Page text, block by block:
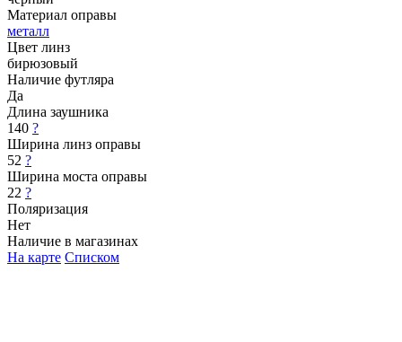
Материал оправы
металл
Цвет линз
бирюзовый
Наличие футляра
Да
Длина заушника
140 ?
Ширина линз оправы
52 ?
Ширина моста оправы
22 ?
Поляризация
Нет
Наличие в магазинах
На карте Списком